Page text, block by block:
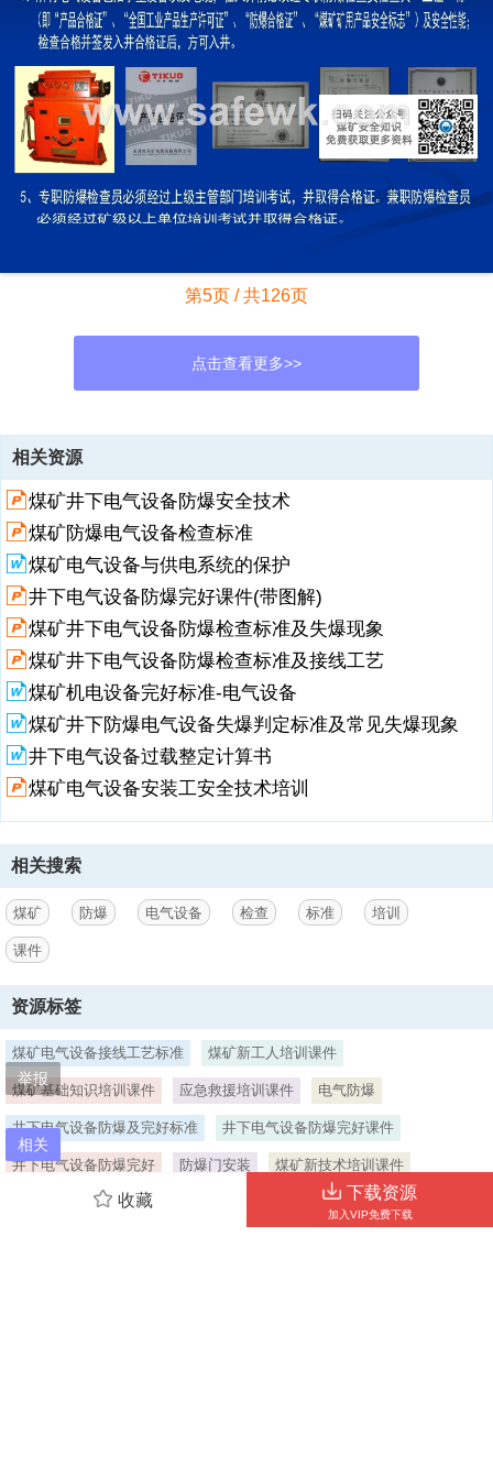
收藏 下载资源
加入VIP免费下载
相关
举报
第5页 / 共126页
点击查看更多>>
资源描述
1、煤矿用防爆电气设备防爆检查标准,第一章总则,煤矿用防爆电气设备
防爆检查标准实施细则(试行),一总则,煤矿用防爆电气设备防爆检查标准
实施细则(试行),煤矿用防爆电气设备防爆检查标准实施细则(试行),煤矿
用防爆电气设备防爆检查标准实施细则(试行),煤矿用防爆电气设备防爆
检查标准实施细则(试行),备用开关也属检查范围,煤矿用防爆电气设备防
爆检查标准实施细则(试行),11、防爆设备外壳的维修，必须由取得防爆
检修资质的单位或厂家进行修理。,12、井下各片区防爆检查员每周至
少对本区域防爆电气设备进行不少于两次的全面防爆检查。,第二章防爆
检查标准,第一集紧固件,1、紧固件材料应适用于外壳材料且其机械强度
应符
2、合GB3836.22010由隔爆外壳“d”保护的设备,附录G中相关规定。除
含轻金属外壳外，紧固件螺栓或螺母不允许用塑料或轻金属材料制
造。,2、紧固件（如螺栓、螺母、垫圈等）应电镀或采用其它化学方法
进行防腐处理，不得有锈蚀。,（一）紧固件完好标准：,一、紧固
合。,4、隔爆接合面紧固用的螺栓、螺母应采取防止紧固件因振动而松
脱的防松措施，如：,加装弹簧垫圈或背帽等防松装置。,弹簧垫圈,弹簧
垫圈,加装弹簧垫圈,加装弹簧垫圈和螺母,5、弹簧垫圈应有足够的弹
性，自由状态下开口重叠部分
3、不得大于垫圈厚度的1/2。,6、紧固带透眼螺孔隔爆接合面的螺栓应
加装弹簧垫圈或背帽。,7、紧固带透眼无螺纹隔爆接合面的螺栓应加装
弹簧垫圈和螺母。,重叠部分,垫圈厚度,压平弹簧垫圈,8、隔爆接合面紧
固程度以压平弹簧垫圈为合格。且符合下列要求：,（1）紧固带透眼无
螺纹隔爆接合面的螺母必须上满扣；螺栓螺纹应露出1-3个螺距，不得
在螺,母下面加多余垫圈减少螺栓的伸出长度。,螺母必须上满扣,螺栓螺
纹露出1-3个螺距,露出13扣螺距,（2）紧固带透眼螺孔隔爆接合面的螺
栓必须上满扣且露出1-3个螺距，不得在螺,栓下面加多余垫圈减少螺栓
的伸出长度。,（3）用螺栓或螺钉紧固不透眼螺孔的部件，紧固后螺孔
应留有大于
4、2倍防松垫圈厚度的螺,纹余量；螺栓拧入螺孔长度不小于螺栓直
径，但铸铁、铜、铝件不应小于螺栓直径的1.5倍。,紧固后螺孔应留有
相关资源
煤矿井下电气设备防爆安全技术
煤矿防爆电气设备检查标准
煤矿电气设备与供电系统的保护
井下电气设备防爆完好课件(带图解)
煤矿井下电气设备防爆检查标准及失爆现象
煤矿井下电气设备防爆检查标准及接线工艺
煤矿机电设备完好标准-电气设备
煤矿井下防爆电气设备失爆判定标准及常见失爆现象
井下电气设备过载整定计算书
煤矿电气设备安装工安全技术培训
相关搜索
煤矿 防爆 电气设备 检查 标准 培训
课件
资源标签
煤矿电气设备接线工艺标准 煤矿新工人培训课件
煤矿基础知识培训课件 应急救援培训课件 电气防爆
井下电气设备防爆及完好标准 井下电气设备防爆完好课件
井下电气设备防爆完好 防爆门安装 煤矿新技术培训课件
防爆风门措施 运城安宏防爆轴流式矿用风机